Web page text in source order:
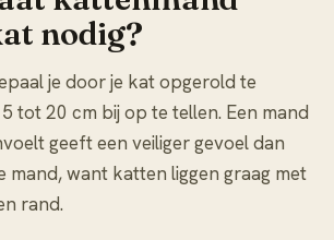
nodig?
je door je kat opgerold te
tot 20 cm bij op te tellen. Een mand
geeft een veiliger gevoel dan
mand, want katten liggen graag met
rand.